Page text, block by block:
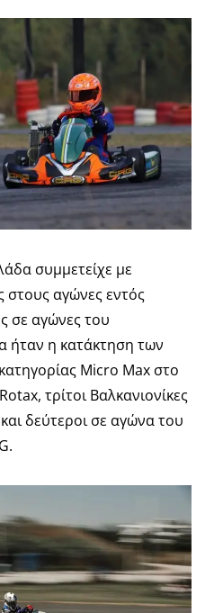
συμμετείχε με
στους αγώνες εντός
σε αγώνες του
ήταν η κατάκτηση των
Micro Max στο
τρίτοι Βαλκανιονίκες
δεύτεροι σε αγώνα του